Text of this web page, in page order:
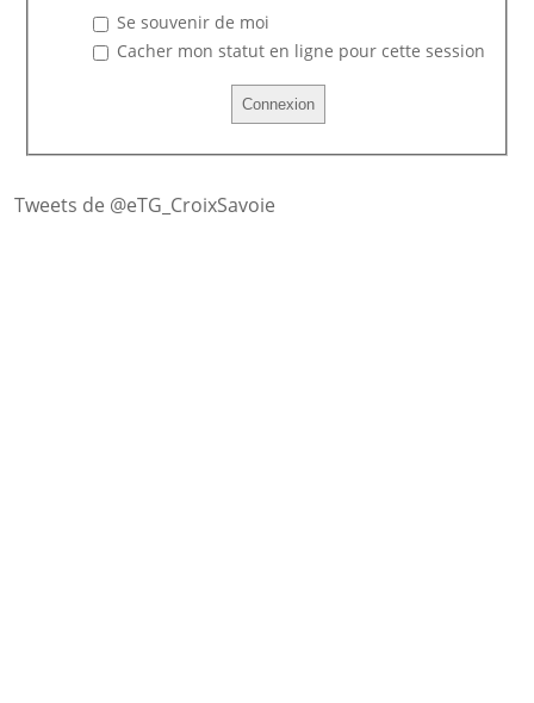
Se souvenir de moi
Cacher mon statut en ligne pour cette session
Tweets de @eTG_CroixSavoie